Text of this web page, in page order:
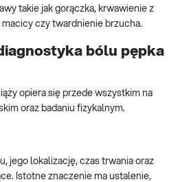
takie jak gorączka, krwawienie z
czy twardnienie brzucha.
bólu pępka
opiera się przede wszystkim na
oraz badaniu fizykalnym.
jego lokalizację, czas trwania oraz
Istotne znaczenie ma ustalenie,